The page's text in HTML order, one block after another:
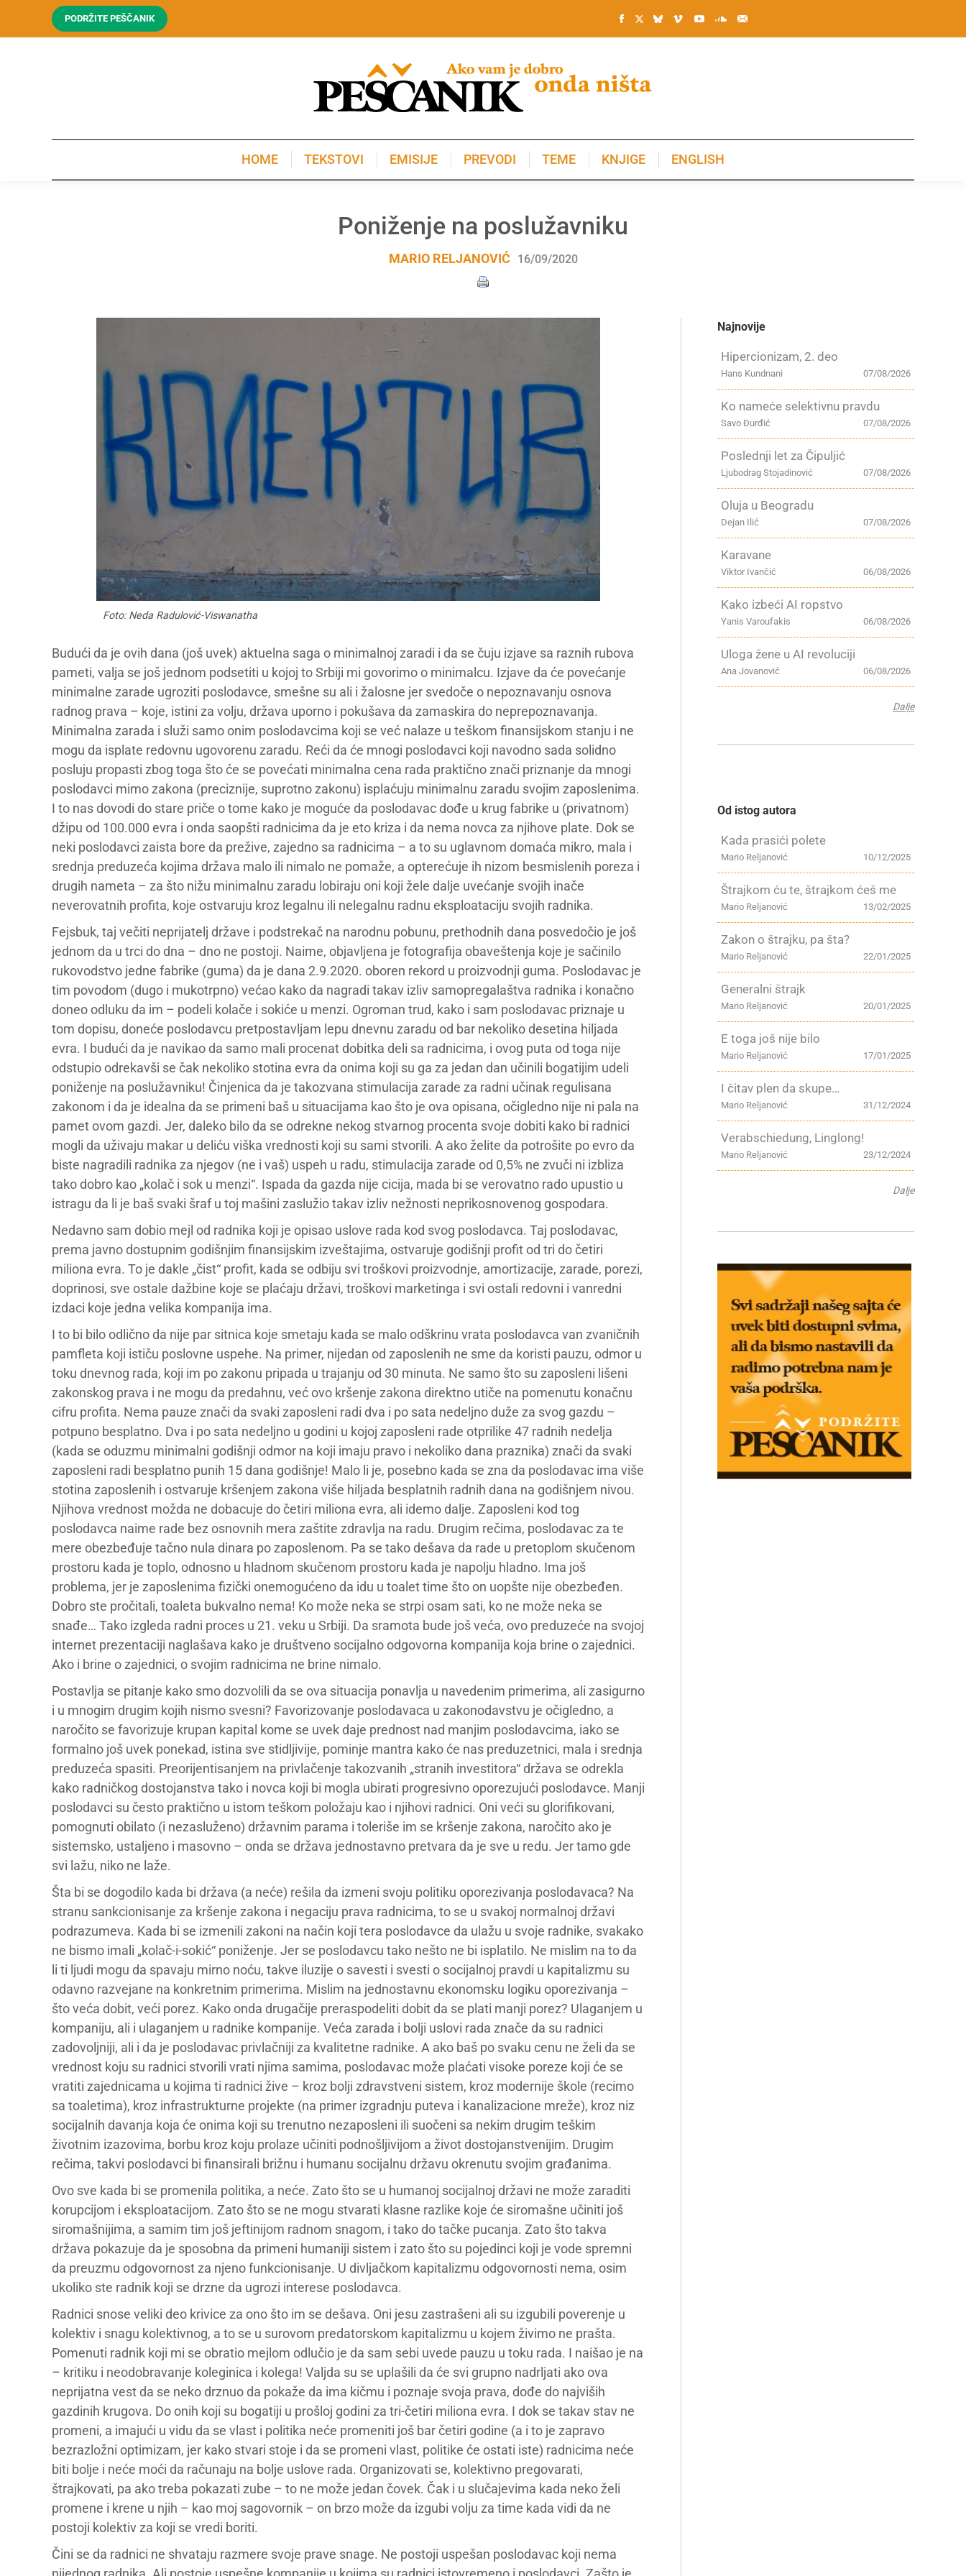
PODRŽITE PEŠČANIK
HOME TEKSTOVI EMISIJE PREVODI TEME KNJIGE ENGLISH
Poniženje na poslužavniku
MARIO RELJANOVIĆ 16/09/2020
Foto: Neda Radulović-Viswanatha
Budući da je ovih dana (još uvek) aktuelna saga o minimalnoj zaradi i da se čuju izjave sa raznih rubova
pameti, valja se još jednom podsetiti u kojoj to Srbiji mi govorimo o minimalcu. Izjave da će povećanje
minimalne zarade ugroziti poslodavce, smešne su ali i žalosne jer svedoče o nepoznavanju osnova
radnog prava – koje, istini za volju, država uporno i pokušava da zamaskira do neprepoznavanja.
Minimalna zarada i služi samo onim poslodavcima koji se već nalaze u teškom finansijskom stanju i ne
mogu da isplate redovnu ugovorenu zaradu. Reći da će mnogi poslodavci koji navodno sada solidno
posluju propasti zbog toga što će se povećati minimalna cena rada praktično znači priznanje da mnogi
poslodavci mimo zakona (preciznije, suprotno zakonu) isplaćuju minimalnu zaradu svojim zaposlenima.
I to nas dovodi do stare priče o tome kako je moguće da poslodavac dođe u krug fabrike u (privatnom)
džipu od 100.000 evra i onda saopšti radnicima da je eto kriza i da nema novca za njihove plate. Dok se
neki poslodavci zaista bore da prežive, zajedno sa radnicima – a to su uglavnom domaća mikro, mala i
srednja preduzeća kojima država malo ili nimalo ne pomaže, a opterećuje ih nizom besmislenih poreza i
drugih nameta – za što nižu minimalnu zaradu lobiraju oni koji žele dalje uvećanje svojih inače
neverovatnih profita, koje ostvaruju kroz legalnu ili nelegalnu radnu eksploataciju svojih radnika.
Fejsbuk, taj večiti neprijatelj države i podstrekač na narodnu pobunu, prethodnih dana posvedočio je još
jednom da u trci do dna – dno ne postoji. Naime, objavljena je fotografija obaveštenja koje je sačinilo
rukovodstvo jedne fabrike (guma) da je dana 2.9.2020. oboren rekord u proizvodnji guma. Poslodavac je
tim povodom (dugo i mukotrpno) većao kako da nagradi takav izliv samopregalaštva radnika i konačno
doneo odluku da im – podeli kolače i sokiće u menzi. Ogroman trud, kako i sam poslodavac priznaje u
tom dopisu, doneće poslodavcu pretpostavljam lepu dnevnu zaradu od bar nekoliko desetina hiljada
evra. I budući da je navikao da samo mali procenat dobitka deli sa radnicima, i ovog puta od toga nije
odstupio odrekavši se čak nekoliko stotina evra da onima koji su ga za jedan dan učinili bogatijim udeli
poniženje na poslužavniku! Činjenica da je takozvana stimulacija zarade za radni učinak regulisana
zakonom i da je idealna da se primeni baš u situacijama kao što je ova opisana, očigledno nije ni pala na
pamet ovom gazdi. Jer, daleko bilo da se odrekne nekog stvarnog procenta svoje dobiti kako bi radnici
mogli da uživaju makar u deliću viška vrednosti koji su sami stvorili. A ako želite da potrošite po evro da
biste nagradili radnika za njegov (ne i vaš) uspeh u radu, stimulacija zarade od 0,5% ne zvuči ni izbliza
tako dobro kao „kolač i sok u menzi“. Ispada da gazda nije cicija, mada bi se verovatno rado upustio u
istragu da li je baš svaki šraf u toj mašini zaslužio takav izliv nežnosti neprikosnovenog gospodara.
Nedavno sam dobio mejl od radnika koji je opisao uslove rada kod svog poslodavca. Taj poslodavac,
prema javno dostupnim godišnjim finansijskim izveštajima, ostvaruje godišnji profit od tri do četiri
miliona evra. To je dakle „čist“ profit, kada se odbiju svi troškovi proizvodnje, amortizacije, zarade, porezi,
doprinosi, sve ostale dažbine koje se plaćaju državi, troškovi marketinga i svi ostali redovni i vanredni
izdaci koje jedna velika kompanija ima.
I to bi bilo odlično da nije par sitnica koje smetaju kada se malo odškrinu vrata poslodavca van zvaničnih
pamfleta koji ističu poslovne uspehe. Na primer, nijedan od zaposlenih ne sme da koristi pauzu, odmor u
toku dnevnog rada, koji im po zakonu pripada u trajanju od 30 minuta. Ne samo što su zaposleni lišeni
zakonskog prava i ne mogu da predahnu, već ovo kršenje zakona direktno utiče na pomenutu konačnu
cifru profita. Nema pauze znači da svaki zaposleni radi dva i po sata nedeljno duže za svog gazdu –
potpuno besplatno. Dva i po sata nedeljno u godini u kojoj zaposleni rade otprilike 47 radnih nedelja
(kada se oduzmu minimalni godišnji odmor na koji imaju pravo i nekoliko dana praznika) znači da svaki
zaposleni radi besplatno punih 15 dana godišnje! Malo li je, posebno kada se zna da poslodavac ima više
stotina zaposlenih i ostvaruje kršenjem zakona više hiljada besplatnih radnih dana na godišnjem nivou.
Njihova vrednost možda ne dobacuje do četiri miliona evra, ali idemo dalje. Zaposleni kod tog
poslodavca naime rade bez osnovnih mera zaštite zdravlja na radu. Drugim rečima, poslodavac za te
mere obezbeđuje tačno nula dinara po zaposlenom. Pa se tako dešava da rade u pretoplom skučenom
prostoru kada je toplo, odnosno u hladnom skučenom prostoru kada je napolju hladno. Ima još
problema, jer je zaposlenima fizički onemogućeno da idu u toalet time što on uopšte nije obezbeđen.
Dobro ste pročitali, toaleta bukvalno nema! Ko može neka se strpi osam sati, ko ne može neka se
snađe… Tako izgleda radni proces u 21. veku u Srbiji. Da sramota bude još veća, ovo preduzeće na svojoj
internet prezentaciji naglašava kako je društveno socijalno odgovorna kompanija koja brine o zajednici.
Ako i brine o zajednici, o svojim radnicima ne brine nimalo.
Postavlja se pitanje kako smo dozvolili da se ova situacija ponavlja u navedenim primerima, ali zasigurno
i u mnogim drugim kojih nismo svesni? Favorizovanje poslodavaca u zakonodavstvu je očigledno, a
naročito se favorizuje krupan kapital kome se uvek daje prednost nad manjim poslodavcima, iako se
formalno još uvek ponekad, istina sve stidljivije, pominje mantra kako će nas preduzetnici, mala i srednja
preduzeća spasiti. Preorijentisanjem na privlačenje takozvanih „stranih investitora“ država se odrekla
kako radničkog dostojanstva tako i novca koji bi mogla ubirati progresivno oporezujući poslodavce. Manji
poslodavci su često praktično u istom teškom položaju kao i njihovi radnici. Oni veći su glorifikovani,
pomognuti obilato (i nezasluženo) državnim parama i toleriše im se kršenje zakona, naročito ako je
sistemsko, ustaljeno i masovno – onda se država jednostavno pretvara da je sve u redu. Jer tamo gde
svi lažu, niko ne laže.
Šta bi se dogodilo kada bi država (a neće) rešila da izmeni svoju politiku oporezivanja poslodavaca? Na
stranu sankcionisanje za kršenje zakona i negaciju prava radnicima, to se u svakoj normalnoj državi
podrazumeva. Kada bi se izmenili zakoni na način koji tera poslodavce da ulažu u svoje radnike, svakako
ne bismo imali „kolač-i-sokić“ poniženje. Jer se poslodavcu tako nešto ne bi isplatilo. Ne mislim na to da
li ti ljudi mogu da spavaju mirno noću, takve iluzije o savesti i svesti o socijalnoj pravdi u kapitalizmu su
odavno razvejane na konkretnim primerima. Mislim na jednostavnu ekonomsku logiku oporezivanja –
što veća dobit, veći porez. Kako onda drugačije preraspodeliti dobit da se plati manji porez? Ulaganjem u
kompaniju, ali i ulaganjem u radnike kompanije. Veća zarada i bolji uslovi rada znače da su radnici
zadovoljniji, ali i da je poslodavac privlačniji za kvalitetne radnike. A ako baš po svaku cenu ne želi da se
vrednost koju su radnici stvorili vrati njima samima, poslodavac može plaćati visoke poreze koji će se
vratiti zajednicama u kojima ti radnici žive – kroz bolji zdravstveni sistem, kroz modernije škole (recimo
sa toaletima), kroz infrastrukturne projekte (na primer izgradnju puteva i kanalizacione mreže), kroz niz
socijalnih davanja koja će onima koji su trenutno nezaposleni ili suočeni sa nekim drugim teškim
životnim izazovima, borbu kroz koju prolaze učiniti podnošljivijom a život dostojanstvenijim. Drugim
rečima, takvi poslodavci bi finansirali brižnu i humanu socijalnu državu okrenutu svojim građanima.
Ovo sve kada bi se promenila politika, a neće. Zato što se u humanoj socijalnoj državi ne može zaraditi
korupcijom i eksploatacijom. Zato što se ne mogu stvarati klasne razlike koje će siromašne učiniti još
siromašnijima, a samim tim još jeftinijom radnom snagom, i tako do tačke pucanja. Zato što takva
država pokazuje da je sposobna da primeni humaniji sistem i zato što su pojedinci koji je vode spremni
da preuzmu odgovornost za njeno funkcionisanje. U divljačkom kapitalizmu odgovornosti nema, osim
ukoliko ste radnik koji se drzne da ugrozi interese poslodavca.
Radnici snose veliki deo krivice za ono što im se dešava. Oni jesu zastrašeni ali su izgubili poverenje u
kolektiv i snagu kolektivnog, a to se u surovom predatorskom kapitalizmu u kojem živimo ne prašta.
Pomenuti radnik koji mi se obratio mejlom odlučio je da sam sebi uvede pauzu u toku rada. I naišao je na
– kritiku i neodobravanje koleginica i kolega! Valjda su se uplašili da će svi grupno nadrljati ako ova
neprijatna vest da se neko drznuo da pokaže da ima kičmu i poznaje svoja prava, dođe do najviših
gazdinih krugova. Do onih koji su bogatiji u prošloj godini za tri-četiri miliona evra. I dok se takav stav ne
promeni, a imajući u vidu da se vlast i politika neće promeniti još bar četiri godine (a i to je zapravo
bezrazložni optimizam, jer kako stvari stoje i da se promeni vlast, politike će ostati iste) radnicima neće
biti bolje i neće moći da računaju na bolje uslove rada. Organizovati se, kolektivno pregovarati,
štrajkovati, pa ako treba pokazati zube – to ne može jedan čovek. Čak i u slučajevima kada neko želi
promene i krene u njih – kao moj sagovornik – on brzo može da izgubi volju za time kada vidi da ne
postoji kolektiv za koji se vredi boriti.
Čini se da radnici ne shvataju razmere svoje prave snage. Ne postoji uspešan poslodavac koji nema
Najnovije
Hipercionizam, 2. deo
07/08/2026
Hans Kundnani
Ko nameće selektivnu pravdu
07/08/2026
Savo Đurđić
Poslednji let za Čipuljić
07/08/2026
Ljubodrag Stojadinović
Oluja u Beogradu
07/08/2026
Dejan Ilić
Karavane
06/08/2026
Viktor Ivančić
Kako izbeći AI ropstvo
06/08/2026
Yanis Varoufakis
Uloga žene u AI revoluciji
06/08/2026
Ana Jovanović
Dalje
Od istog autora
Kada prasići polete
10/12/2025
Mario Reljanović
Štrajkom ću te, štrajkom ćeš me
13/02/2025
Mario Reljanović
Zakon o štrajku, pa šta?
22/01/2025
Mario Reljanović
Generalni štrajk
20/01/2025
Mario Reljanović
E toga još nije bilo
17/01/2025
Mario Reljanović
I čitav plen da skupe…
31/12/2024
Mario Reljanović
Verabschiedung, Linglong!
23/12/2024
Mario Reljanović
Dalje
KNJIGE ENGLISH